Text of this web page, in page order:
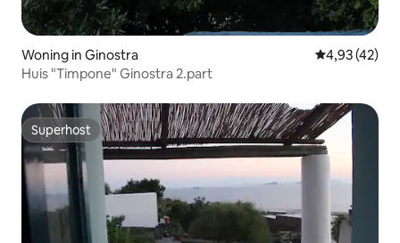
Woning in Ginostra Gemiddelde
4,93 (42)
Huis "Timpone" Ginostra 2.part
Superhost
Superhost